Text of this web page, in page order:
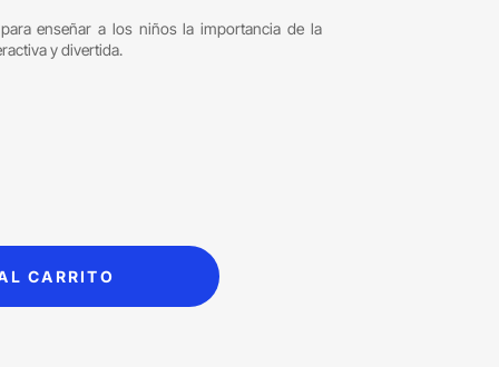
enseñar a los niños la importancia de la
y divertida.
CARRITO